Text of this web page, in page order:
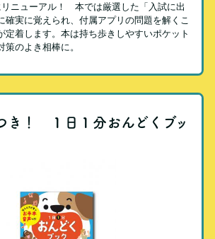
リニューアル！ 本では厳選した「入試に出
確実に覚えられ、付属アプリの問題を解くこ
定着します。本は持ち歩きしやすいポケット
のよき相棒に。
き！ １日１分おんどくブッ